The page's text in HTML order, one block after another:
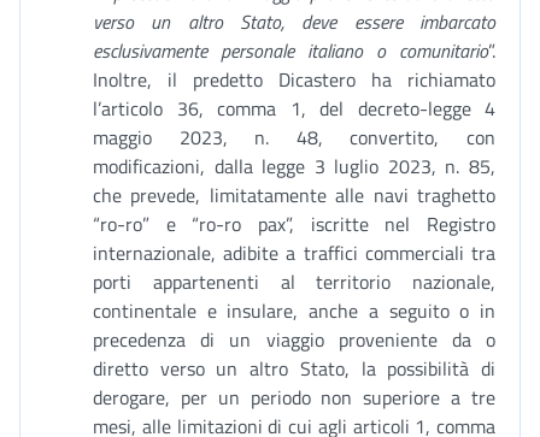
verso un altro Stato, deve essere imbarcato
esclusivamente personale italiano o comunitario”.
Inoltre, il predetto Dicastero ha richiamato
l’articolo 36, comma 1, del decreto-legge 4
maggio 2023, n. 48, convertito, con
modificazioni, dalla legge 3 luglio 2023, n. 85,
che prevede, limitatamente alle navi traghetto
“ro-ro” e “ro-ro pax”, iscritte nel Registro
internazionale, adibite a traffici commerciali tra
porti appartenenti al territorio nazionale,
continentale e insulare, anche a seguito o in
precedenza di un viaggio proveniente da o
diretto verso un altro Stato, la possibilità di
derogare, per un periodo non superiore a tre
mesi, alle limitazioni di cui agli articoli 1, comma